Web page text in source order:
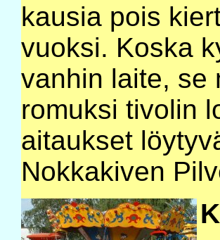
kausia pois
vuoksi. Koska
vanhin laite, se
romuksi tivolin
aitaukset
Nokkakiven